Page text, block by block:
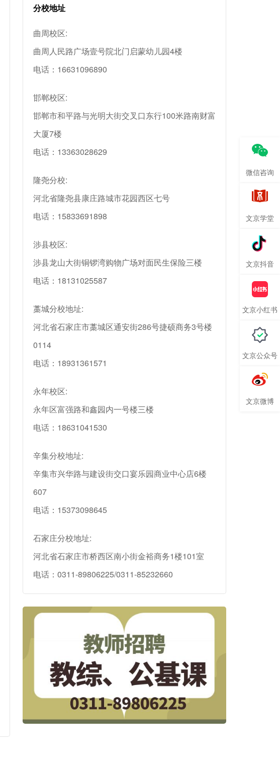
分校地址
曲周校区:
曲周人民路广场壹号院北门启蒙幼儿园4楼
电话：16631096890
邯郸校区:
邯郸市和平路与光明大街交叉口东行100米路南财富
大厦7楼
电话：13363028629
隆尧分校:
河北省隆尧县康庄路城市花园西区七号
电话：15833691898
涉县校区:
涉县龙山大街铜锣湾购物广场对面民生保险三楼
电话：18131025587
藁城分校地址:
河北省石家庄市藁城区通安街286号捷硕商务3号楼
0114
电话：18931361571
永年校区:
永年区富强路和鑫园内一号楼三楼
电话：18631041530
辛集分校地址:
辛集市兴华路与建设街交口宴乐园商业中心店6楼
607
电话：15373098645
石家庄分校地址:
河北省石家庄市桥西区南小街金裕商务1楼101室
电话：0311-89806225/0311-85232660
微信咨询
文京学堂
文京抖音
文京小红书
文京公众号
文京微博